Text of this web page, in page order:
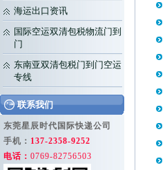
海运出口资讯
国际空运双清包税物流门到
门
东南亚双清包税门到门空运
专线
联系我们
东莞星辰时代国际快递公司
手机： 137-2358-9252
电话： 0769-82756503